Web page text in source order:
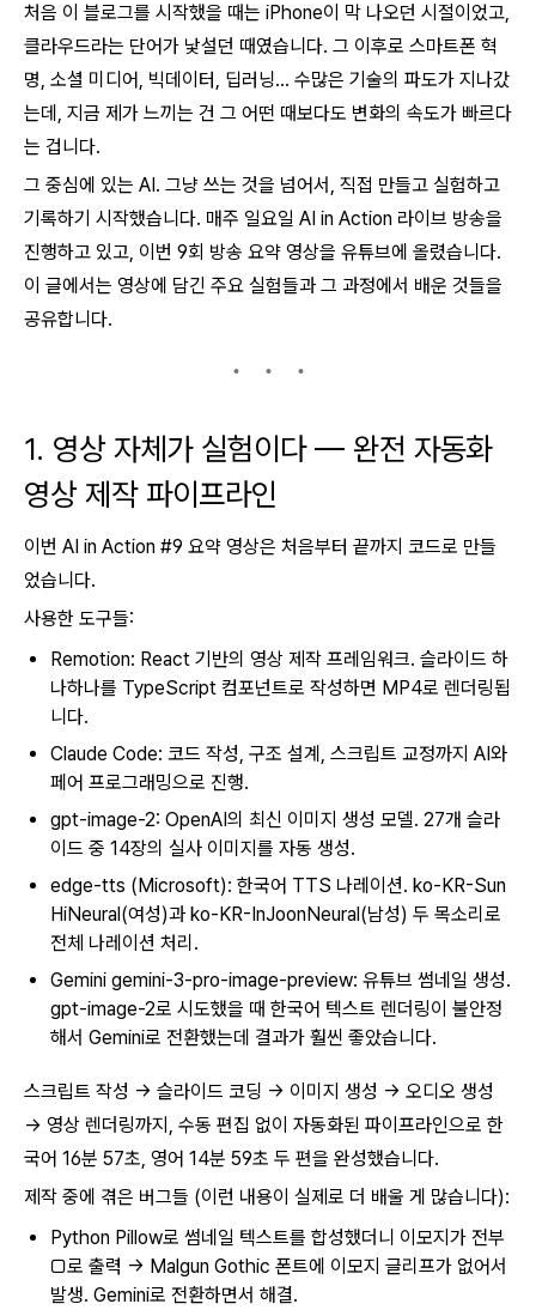
처음 이 블로그를 시작했을 때는 iPhone이 막 나오던 시절이었고,
클라우드라는 단어가 낯설던 때였습니다. 그 이후로 스마트폰 혁
명, 소셜 미디어, 빅데이터, 딥러닝… 수많은 기술의 파도가 지나갔
는데, 지금 제가 느끼는 건 그 어떤 때보다도 변화의 속도가 빠르다
는 겁니다.
그 중심에 있는 AI. 그냥 쓰는 것을 넘어서, 직접 만들고 실험하고
기록하기 시작했습니다. 매주 일요일 AI in Action 라이브 방송을
진행하고 있고, 이번 9회 방송 요약 영상을 유튜브에 올렸습니다.
이 글에서는 영상에 담긴 주요 실험들과 그 과정에서 배운 것들을
공유합니다.
1. 영상 자체가 실험이다 — 완전 자동화
영상 제작 파이프라인
이번 AI in Action #9 요약 영상은 처음부터 끝까지 코드로 만들
었습니다.
사용한 도구들:
Remotion: React 기반의 영상 제작 프레임워크. 슬라이드 하
나하나를 TypeScript 컴포넌트로 작성하면 MP4로 렌더링됩
니다.
Claude Code: 코드 작성, 구조 설계, 스크립트 교정까지 AI와
페어 프로그래밍으로 진행.
gpt-image-2: OpenAI의 최신 이미지 생성 모델. 27개 슬라
이드 중 14장의 실사 이미지를 자동 생성.
edge-tts (Microsoft): 한국어 TTS 나레이션. ko-KR-Sun
HiNeural(여성)과 ko-KR-InJoonNeural(남성) 두 목소리로
전체 나레이션 처리.
Gemini gemini-3-pro-image-preview: 유튜브 썸네일 생성.
gpt-image-2로 시도했을 때 한국어 텍스트 렌더링이 불안정
해서 Gemini로 전환했는데 결과가 훨씬 좋았습니다.
스크립트 작성 → 슬라이드 코딩 → 이미지 생성 → 오디오 생성
→ 영상 렌더링까지, 수동 편집 없이 자동화된 파이프라인으로 한
국어 16분 57초, 영어 14분 59초 두 편을 완성했습니다.
제작 중에 겪은 버그들 (이런 내용이 실제로 더 배울 게 많습니다):
Python Pillow로 썸네일 텍스트를 합성했더니 이모지가 전부
□로 출력 → Malgun Gothic 폰트에 이모지 글리프가 없어서
발생. Gemini로 전환하면서 해결.